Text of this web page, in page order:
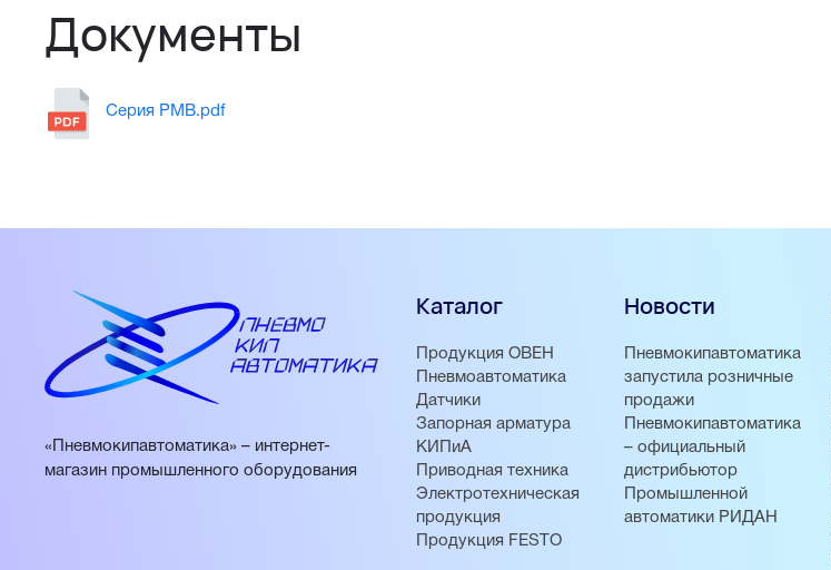
Документы
Серия PMB.pdf
«Пневмокипавтоматика» – интернет-
магазин промышленного оборудования
Каталог
Продукция ОВЕН
Пневмоавтоматика
Датчики
Запорная арматура
КИПиА
Приводная техника
Электротехническая
продукция
Продукция FESTO
Новости
Пневмокипавтоматика
запустила розничные
продажи
Пневмокипавтоматика
– официальный
дистрибьютор
Промышленной
автоматики РИДАН